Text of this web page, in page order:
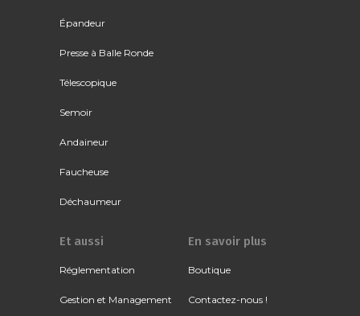
Épandeur
Presse à Balle Ronde
Télescopique
Semoir
Andaineur
Faucheuse
Déchaumeur
Et aussi
Réglementation
Gestion et Management
En savoir plus
Boutique
Contactez-nous !